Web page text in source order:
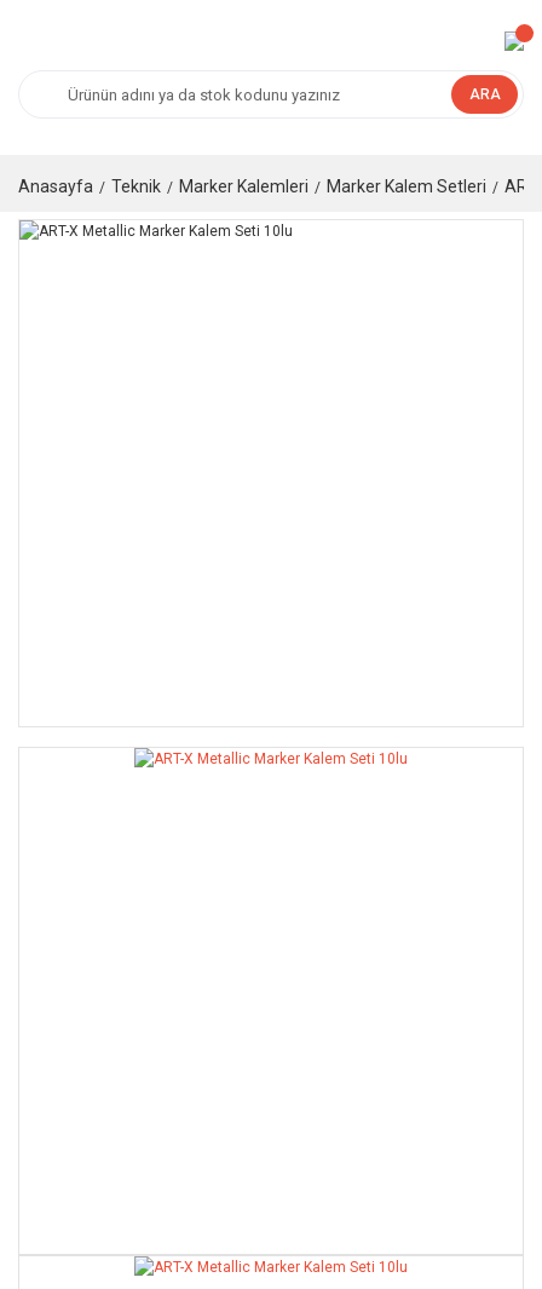
ARA
Anasayfa Teknik Marker Kalemleri Marker Kalem Setleri